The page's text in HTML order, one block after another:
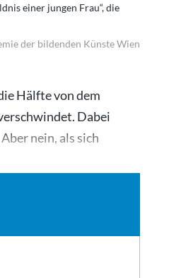
einer jungen Frau“, die
der bildenden Künste Wien
Hälfte von dem
Dabei
nein, als sich